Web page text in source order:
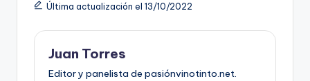
Última actualización el 13/10/2022
Juan Torres
Editor y panelista de pasiónvinotinto.net.